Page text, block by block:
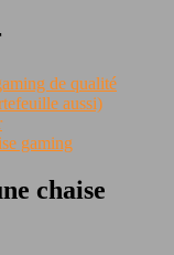
de qualité
aussi)
gaming
chaise